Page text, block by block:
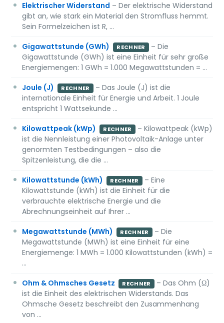
Elektrischer Widerstand – Der elektrische Widerstand
gibt an, wie stark ein Material den Stromfluss hemmt.
Sein Formelzeichen ist R, …
Gigawattstunde (GWh)
RECHNER
– Die
Gigawattstunde (GWh) ist eine Einheit für sehr große
Energiemengen: 1 GWh = 1.000 Megawattstunden = …
Joule (J)
RECHNER
– Das Joule (J) ist die
internationale Einheit für Energie und Arbeit. 1 Joule
entspricht 1 Wattsekunde …
Kilowattpeak (kWp)
RECHNER
– Kilowattpeak (kWp)
ist die Nennleistung einer Photovoltaik-Anlage unter
genormten Testbedingungen – also die
Spitzenleistung, die die …
Kilowattstunde (kWh)
RECHNER
– Eine
Kilowattstunde (kWh) ist die Einheit für die
verbrauchte elektrische Energie und die
Abrechnungseinheit auf Ihrer …
Megawattstunde (MWh)
RECHNER
– Die
Megawattstunde (MWh) ist eine Einheit für eine
Energiemenge: 1 MWh = 1.000 Kilowattstunden (kWh) =
…
Ohm & Ohmsches Gesetz
RECHNER
– Das Ohm (Ω)
ist die Einheit des elektrischen Widerstands. Das
Ohmsche Gesetz beschreibt den Zusammenhang
von …